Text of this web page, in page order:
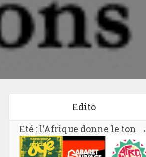
Edito
Eté : l’Afrique donne le ton →